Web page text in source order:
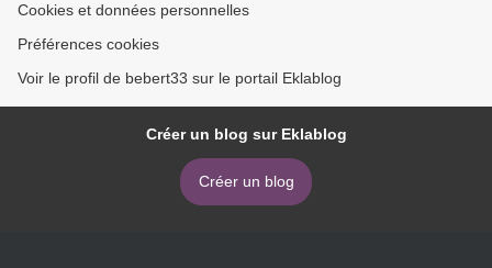
Cookies et données personnelles
Préférences cookies
Voir le profil de bebert33 sur le portail Eklablog
Créer un blog sur Eklablog
Créer un blog